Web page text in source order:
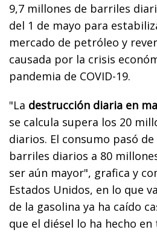
9,7 millones de barriles
del 1 de mayo para
mercado de petróleo y
causada por la crisis
pandemia de COVID-19.
"La destrucción diaria en
se calcula supera los 20
diarios. El consumo pasó
barriles diarios a 80
ser aún mayor", grafica y
Estados Unidos, en lo que
de la gasolina ya ha caído
que el diésel lo ha hecho en